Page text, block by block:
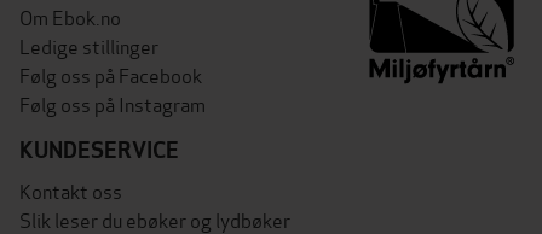
Om Ebok.no
Ledige stillinger
Følg oss på Facebook
Følg oss på Instagram
KUNDESERVICE
Kontakt oss
Slik leser du ebøker og lydbøker